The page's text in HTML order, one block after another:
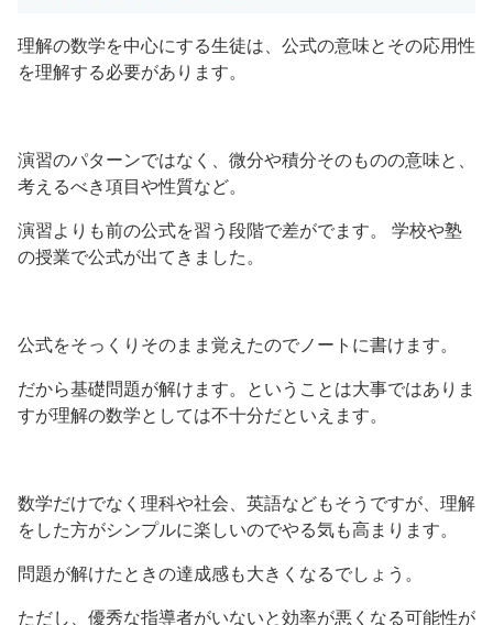
理解の数学を中心にする生徒は、公式の意味とその応用性
を理解する必要があります。
演習のパターンではなく、微分や積分そのものの意味と、
考えるべき項目や性質など。
演習よりも前の公式を習う段階で差がでます。 学校や塾
の授業で公式が出てきました。
公式をそっくりそのまま覚えたのでノートに書けます。
だから基礎問題が解けます。ということは大事ではありま
すが理解の数学としては不十分だといえます。
数学だけでなく理科や社会、英語などもそうですが、理解
をした方がシンプルに楽しいのでやる気も高まります。
問題が解けたときの達成感も大きくなるでしょう。
ただし、優秀な指導者がいないと効率が悪くなる可能性が